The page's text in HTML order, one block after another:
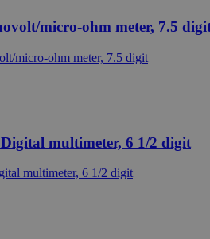
micro-ohm meter, 7.5
multimeter, 6 1/2 digit